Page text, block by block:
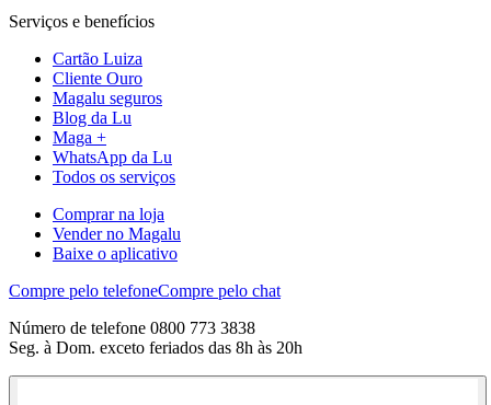
Serviços e benefícios
Cartão Luiza
Cliente Ouro
Magalu seguros
Blog da Lu
Maga +
WhatsApp da Lu
Todos os serviços
Comprar na loja
Vender no Magalu
Baixe o aplicativo
Compre pelo telefoneCompre pelo chat
Número de telefone 0800 773 3838
Seg. à Dom. exceto feriados das 8h às 20h